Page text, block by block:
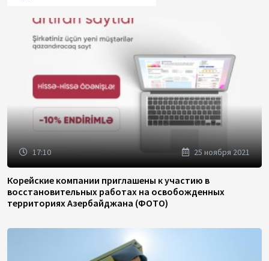
17:10 25 ноября 2021
Корейские компании приглашены к участию в
восстановительных работах на освобожденных
территориях Азербайджана (ФОТО)